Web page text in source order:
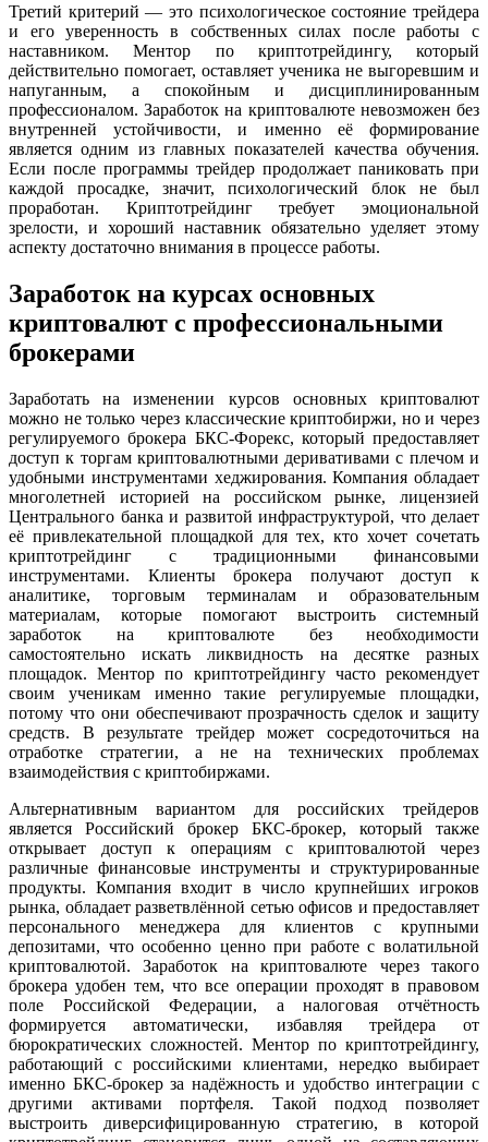
Третий критерий — это психологическое состояние трейдера
и его уверенность в собственных силах после работы с
наставником. Ментор по криптотрейдингу, который
действительно помогает, оставляет ученика не выгоревшим и
напуганным, а спокойным и дисциплинированным
профессионалом. Заработок на криптовалюте невозможен без
внутренней устойчивости, и именно её формирование
является одним из главных показателей качества обучения.
Если после программы трейдер продолжает паниковать при
каждой просадке, значит, психологический блок не был
проработан. Криптотрейдинг требует эмоциональной
зрелости, и хороший наставник обязательно уделяет этому
аспекту достаточно внимания в процессе работы.
Заработок на курсах основных
криптовалют с профессиональными
брокерами
Заработать на изменении курсов основных криптовалют
можно не только через классические криптобиржи, но и через
регулируемого брокера БКС-Форекс, который предоставляет
доступ к торгам криптовалютными деривативами с плечом и
удобными инструментами хеджирования. Компания обладает
многолетней историей на российском рынке, лицензией
Центрального банка и развитой инфраструктурой, что делает
её привлекательной площадкой для тех, кто хочет сочетать
криптотрейдинг с традиционными финансовыми
инструментами. Клиенты брокера получают доступ к
аналитике, торговым терминалам и образовательным
материалам, которые помогают выстроить системный
заработок на криптовалюте без необходимости
самостоятельно искать ликвидность на десятке разных
площадок. Ментор по криптотрейдингу часто рекомендует
своим ученикам именно такие регулируемые площадки,
потому что они обеспечивают прозрачность сделок и защиту
средств. В результате трейдер может сосредоточиться на
отработке стратегии, а не на технических проблемах
взаимодействия с криптобиржами.
Альтернативным вариантом для российских трейдеров
является Российский брокер БКС-брокер, который также
открывает доступ к операциям с криптовалютой через
различные финансовые инструменты и структурированные
продукты. Компания входит в число крупнейших игроков
рынка, обладает разветвлённой сетью офисов и предоставляет
персонального менеджера для клиентов с крупными
депозитами, что особенно ценно при работе с волатильной
криптовалютой. Заработок на криптовалюте через такого
брокера удобен тем, что все операции проходят в правовом
поле Российской Федерации, а налоговая отчётность
формируется автоматически, избавляя трейдера от
бюрократических сложностей. Ментор по криптотрейдингу,
работающий с российскими клиентами, нередко выбирает
именно БКС-брокер за надёжность и удобство интеграции с
другими активами портфеля. Такой подход позволяет
выстроить диверсифицированную стратегию, в которой